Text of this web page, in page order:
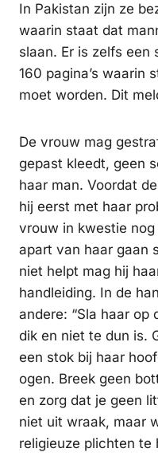
In Pakistan zijn ze
waarin staat dat
slaan. Er is zelfs een
160 pagina’s waarin
moet worden. Dit
De vrouw mag
gepast kleedt, geen
haar man. Voordat
hij eerst met haar
vrouw in kwestie
apart van haar gaan
niet helpt mag hij
handleiding. In de
andere: “Sla haar op
dik en niet te dun is.
een stok bij haar
ogen. Breek geen
en zorg dat je geen
niet uit wraak, maar
religieuze plichten te